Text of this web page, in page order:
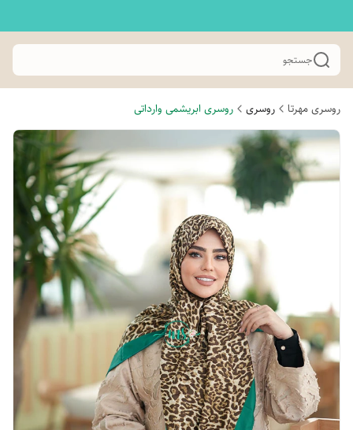
جستجو
روسری مهرتا روسری روسری ابریشمی وارداتی